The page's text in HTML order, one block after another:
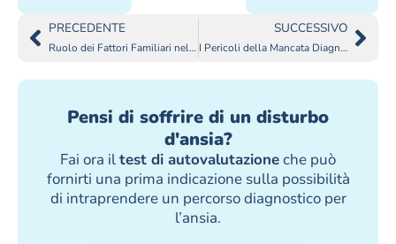
PRECEDENTE
Ruolo dei Fattori Familiari nell’Insorgenza dei Disturbi Alimentari
SUCCESSIVO
I Pericoli della Mancata Diagnosi ADHD negli Adulti
Pensi di soffrire di un disturbo
d'ansia?
Fai ora iltest di autovalutazioneche può
fornirti una prima indicazione sulla possibilità
di intraprendere un percorso diagnostico per
l’ansia.